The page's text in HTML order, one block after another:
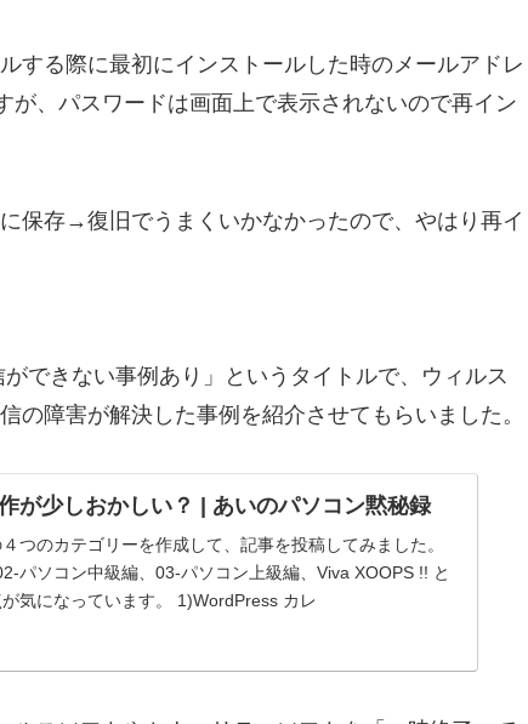
する際に最初にインストールした時のメールアドレ
、パスワードは画面上で表示されないので再イン
保存→復旧でうまくいかなかったので、やはり再イ
できない事例あり」というタイトルで、ウィルス
の障害が解決した事例を紹介させてもらいました。
が少しおかしい？ | あいのパソコン黙秘録
つのカテゴリーを作成して、記事を投稿してみました。
パソコン中級編、03-パソコン上級編、Viva XOOPS !! と
気になっています。 1)WordPress カレ